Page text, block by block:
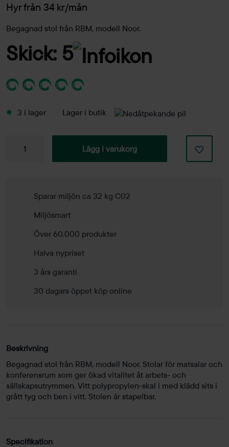
Hyr från 34 kr/mån
Begagnad stol från RBM, modell Noor.
Skick: 5
3 i lager Lager i butik
Konferensstol
Lägg i varukorg
Sparar miljön ca 32 kg C02
Miljösmart
Över 60.000 produkter
Halva nypriset
3 års garanti
30 dagars öppet köp online
Beskrivning
Begagnad stol från RBM, modell Noor. Stolar för matsalar och
konferensrum som ger ökad vitalitet åt arbets- och
sällskapsutrymmen. Vitt polypropylen-skal i med klädd sits i
grått tyg och ben i vitt. Stolen är stapelbar.
Specifikation